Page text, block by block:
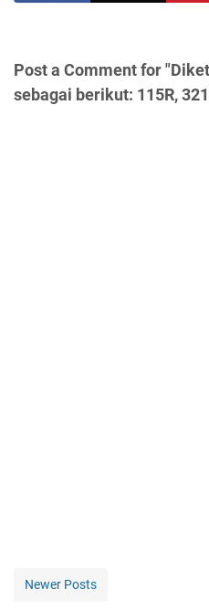
Post a Comment for
sebagai berikut: 115R,
Newer Posts